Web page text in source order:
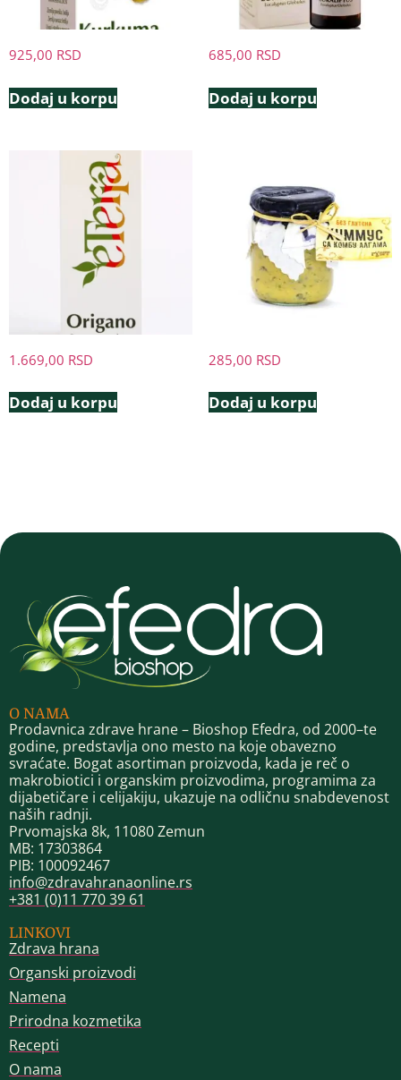
925,00 RSD
Dodaj u korpu
685,00 RSD
Dodaj u korpu
1.669,00 RSD
Dodaj u korpu
285,00 RSD
Dodaj u korpu
O NAMA
Prodavnica zdrave hrane – Bioshop Efedra, od 2000–te
godine, predstavlja ono mesto na koje obavezno
svraćate. Bogat asortiman proizvoda, kada je reč o
makrobiotici i organskim proizvodima, programima za
dijabetičare i celijakiju, ukazuje na odličnu snabdevenost
naših radnji.
Prvomajska 8k, 11080 Zemun
MB: 17303864
PIB: 100092467
info@zdravahranaonline.rs
+381 (0)11 770 39 61
LINKOVI
Zdrava hrana
Organski proizvodi
Namena
Prirodna kozmetika
Recepti
O nama